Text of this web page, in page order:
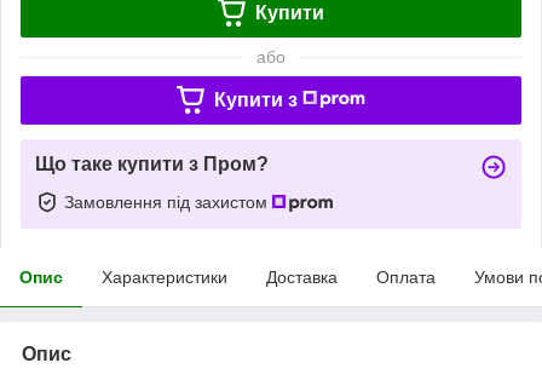
Купити
або
Купити з
Що таке купити з Пром?
Замовлення під захистом
Опис Характеристики Доставка Оплата Умови
Опис